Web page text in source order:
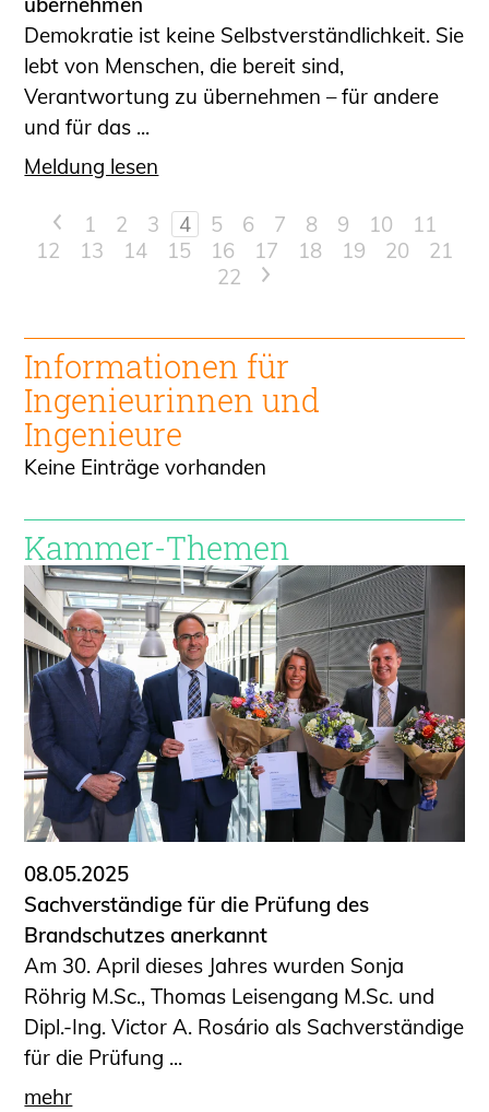
Demokratie ist keine Selbstverständlichkeit. Sie
lebt von Menschen, die bereit sind,
Verantwortung zu übernehmen – für andere
und für das ...
Meldung lesen
< 1 2 3 4 5 6 7 8 9 10
11
12
13 14 15 16 17 18 19 20
21
22
>
Informationen für
Ingenieurinnen und
Ingenieure
Keine Einträge vorhanden
Kammer-Themen
08.05.2025
Sachverständige für die Prüfung des
Brandschutzes anerkannt
Am 30. April dieses Jahres wurden Sonja
Röhrig M.Sc., Thomas Leisengang M.Sc. und
Dipl.-Ing. Victor A. Rosário als Sachverständige
für die Prüfung ...
mehr